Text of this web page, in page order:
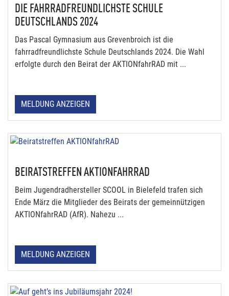
DIE FAHRRADFREUNDLICHSTE SCHULE
DEUTSCHLANDS 2024
Das Pascal Gymnasium aus Grevenbroich ist die
fahrradfreundlichste Schule Deutschlands 2024. Die Wahl
erfolgte durch den Beirat der AKTIONfahrRAD mit ...
MELDUNG ANZEIGEN
BEIRATSTREFFEN AKTIONFAHRRAD
Beim Jugendradhersteller SCOOL in Bielefeld trafen sich
Ende März die Mitglieder des Beirats der gemeinnützigen
AKTIONfahrRAD (AfR). Nahezu ...
MELDUNG ANZEIGEN